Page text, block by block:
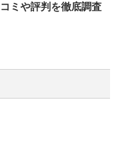
ミや評判を徹底調査